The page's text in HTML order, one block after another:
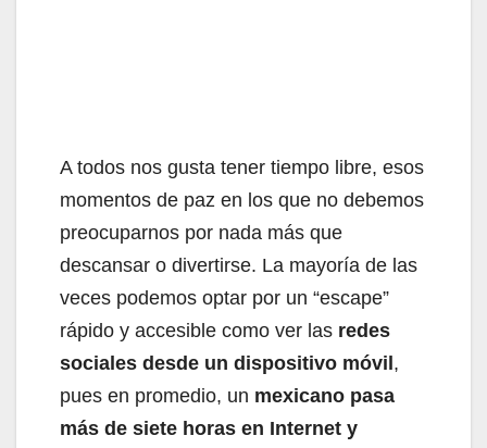
A todos nos gusta tener tiempo libre, esos
momentos de paz en los que no debemos
preocuparnos por nada más que
descansar o divertirse. La mayoría de las
veces podemos optar por un “escape”
rápido y accesible como ver las redes
sociales desde un dispositivo móvil,
pues en promedio, un mexicano pasa
más de siete horas en Internet y